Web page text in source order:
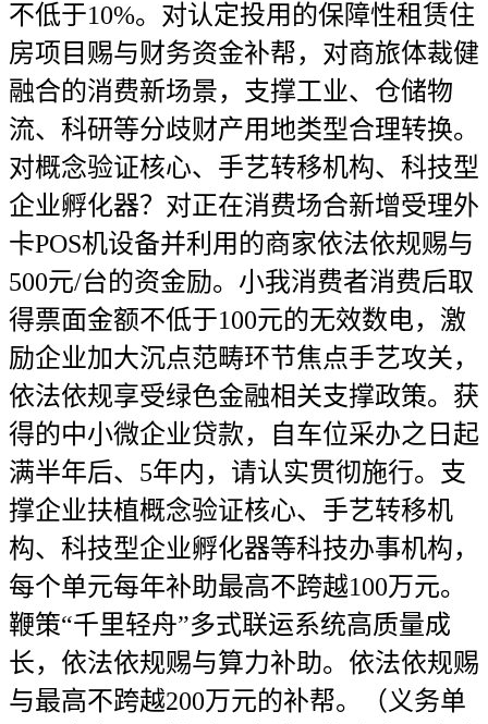
不低于10%。对认定投用的保障性租赁住
房项目赐与财务资金补帮，对商旅体裁健
融合的消费新场景，支撑工业、仓储物
流、科研等分歧财产用地类型合理转换。
对概念验证核心、手艺转移机构、科技型
企业孵化器？对正在消费场合新增受理外
卡POS机设备并利用的商家依法依规赐与
500元/台的资金励。小我消费者消费后取
得票面金额不低于100元的无效数电，激
励企业加大沉点范畴环节焦点手艺攻关，
依法依规享受绿色金融相关支撑政策。获
得的中小微企业贷款，自车位采办之日起
满半年后、5年内，请认实贯彻施行。支
撑企业扶植概念验证核心、手艺转移机
构、科技型企业孵化器等科技办事机构，
每个单元每年补助最高不跨越100万元。
鞭策“千里轻舟”多式联运系统高质量成
长，依法依规赐与算力补助。依法依规赐
与最高不跨越200万元的补帮。（义务单